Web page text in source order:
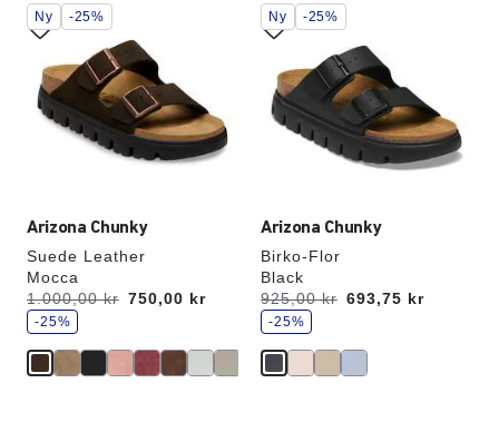
Arizona Chunky
Suede Leather
Mocca
Før:
1.000,00 kr
nu 750,00 kr
s
p
a
r
-25%
Interaktion
med
prøvefarver
opdatere
produktbilledet
Ny -25%
Arizona Chunky
Birko-Flor
Black
Før:
925,00 kr
nu 693,75 kr
s
p
a
r
-25%
Interaktion
med
prøvefarver
opdatere
produktbilledet
Ny -25%